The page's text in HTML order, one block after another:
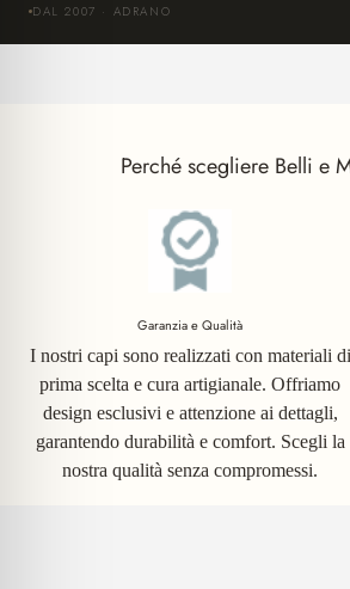
DAL 2007 · ADRANO
Perché scegliere Belli e
Garanzia e Qualità
I nostri capi sono realizzati con materiali di
prima scelta e cura artigianale. Offriamo
design esclusivi e attenzione ai dettagli,
garantendo durabilità e comfort. Scegli la
nostra qualità senza compromessi.